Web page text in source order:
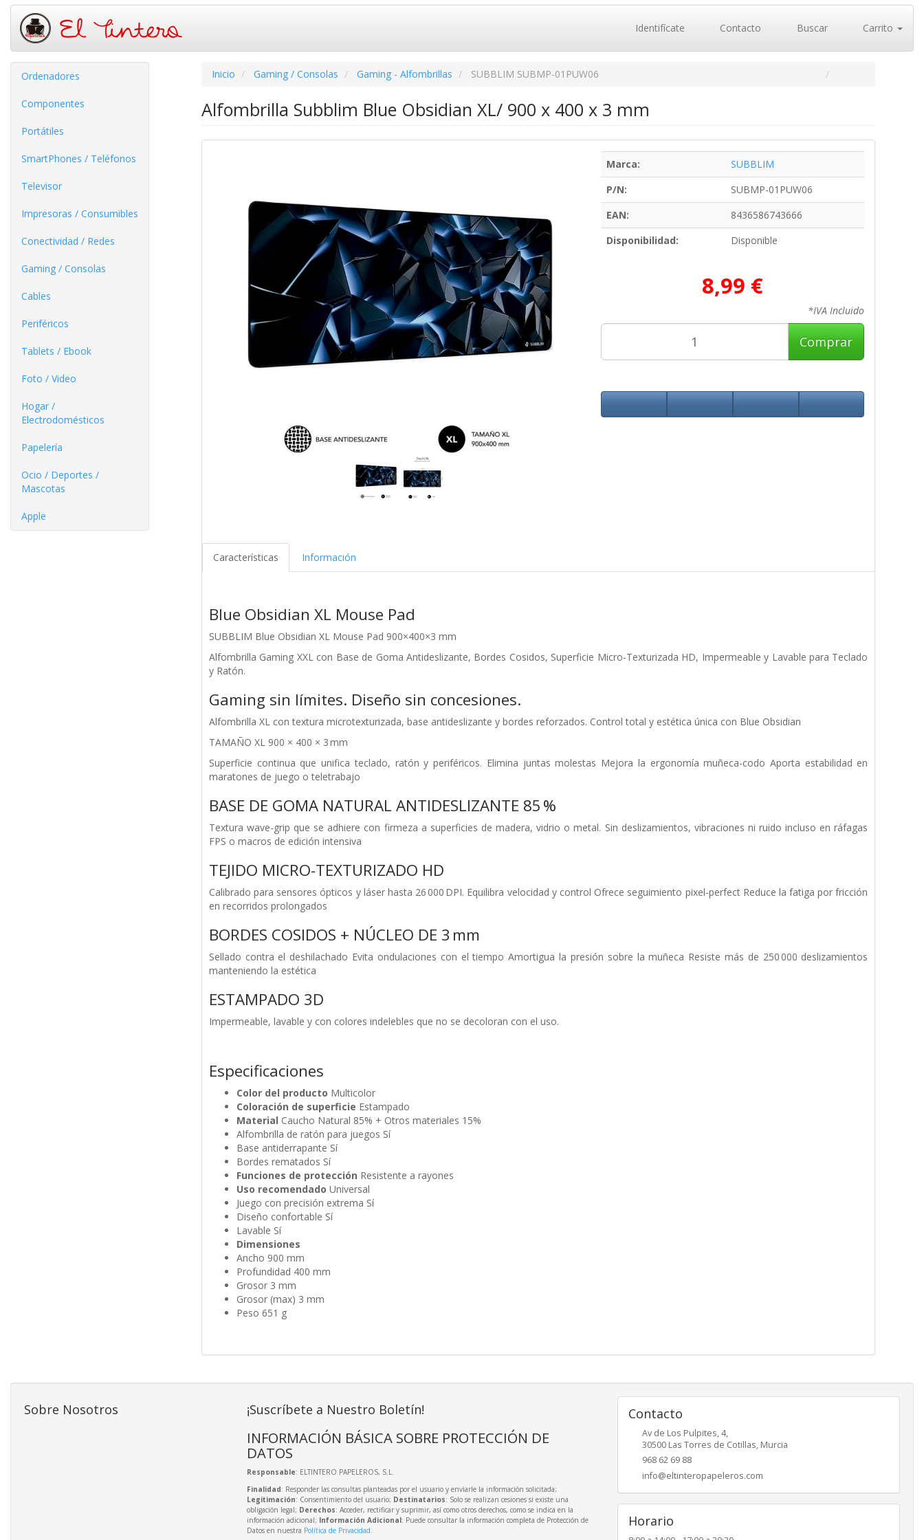
Identifícate Contacto Buscar Carrito
Ordenadores
Componentes
Portátiles
SmartPhones / Teléfonos
Televisor
Impresoras / Consumibles
Conectividad / Redes
Gaming / Consolas
Cables
Periféricos
Tablets / Ebook
Foto / Video
Hogar /
Electrodomésticos
Papelería
Ocio / Deportes /
Mascotas
Apple
Inicio Gaming / Consolas Gaming - Alfombrillas SUBBLIM SUBMP-01PUW06
Alfombrilla Subblim Blue Obsidian XL/ 900 x 400 x 3 mm
Marca:
SUBBLIM
P/N:
SUBMP-01PUW06
EAN:
8436586743666
Disponibilidad:
Disponible
8,99 €
*IVA Incluido
Comprar
Características Información
Blue Obsidian XL Mouse Pad
SUBBLIM Blue Obsidian XL Mouse Pad 900×400×3 mm
Alfombrilla Gaming XXL con Base de Goma Antideslizante, Bordes Cosidos, Superficie Micro-Texturizada HD, Impermeable y Lavable para Teclado
y Ratón.
Gaming sin límites. Diseño sin concesiones.
Alfombrilla XL con textura microtexturizada, base antideslizante y bordes reforzados. Control total y estética única con Blue Obsidian
TAMAÑO XL 900 × 400 × 3 mm
Superficie continua que unifica teclado, ratón y periféricos. Elimina juntas molestas Mejora la ergonomía muñeca-codo Aporta estabilidad en
maratones de juego o teletrabajo
BASE DE GOMA NATURAL ANTIDESLIZANTE 85 %
Textura wave-grip que se adhiere con firmeza a superficies de madera, vidrio o metal. Sin deslizamientos, vibraciones ni ruido incluso en ráfagas
FPS o macros de edición intensiva
TEJIDO MICRO-TEXTURIZADO HD
Calibrado para sensores ópticos y láser hasta 26 000 DPI. Equilibra velocidad y control Ofrece seguimiento pixel-perfect Reduce la fatiga por fricción
en recorridos prolongados
BORDES COSIDOS + NÚCLEO DE 3 mm
Sellado contra el deshilachado Evita ondulaciones con el tiempo Amortigua la presión sobre la muñeca Resiste más de 250 000 deslizamientos
manteniendo la estética
ESTAMPADO 3D
Impermeable, lavable y con colores indelebles que no se decoloran con el uso.
Especificaciones
Color del producto Multicolor
Coloración de superficie Estampado
Material Caucho Natural 85% + Otros materiales 15%
Alfombrilla de ratón para juegos Sí
Base antiderrapante Sí
Bordes rematados Sí
Funciones de protección Resistente a rayones
Uso recomendado Universal
Juego con precisión extrema Sí
Diseño confortable Sí
Lavable Sí
Dimensiones
Ancho 900 mm
Profundidad 400 mm
Grosor 3 mm
Grosor (max) 3 mm
Peso 651 g
Sobre Nosotros ¡Suscríbete a Nuestro Boletín!
INFORMACIÓN BÁSICA SOBRE PROTECCIÓN DE
DATOS
Responsable: ELTINTERO PAPELEROS, S.L.
Finalidad: Responder las consultas planteadas por el usuario y enviarle la información solicitada;
Legitimación: Consentimiento del usuario; Destinatarios: Solo se realizan cesiones si existe una
obligación legal; Derechos: Acceder, rectificar y suprimir, así como otros derechos, como se indica en la
información adicional; Información Adicional: Puede consultar la información completa de Protección de
Datos en nuestra Política de Privacidad.
Contacto
Av de Los Pulpites, 4,
30500 Las Torres de Cotillas, Murcia
968 62 69 88
info@eltinteropapeleros.com
Horario